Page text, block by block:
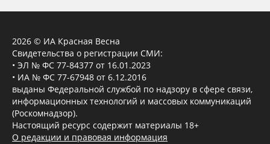
2026 © ИА Красная Весна
Свидетельства о регистрации СМИ:
• ЭЛ № ФС 77-84377 от 16.01.2023
• ИА № ФС 77-67948 от 6.12.2016
выданы Федеральной службой по надзору в сфере связи,
информационных технологий и массовых коммуникаций
(Роскомнадзор).
Настоящий ресурс содержит материалы 18+
О редакции и правовая информация